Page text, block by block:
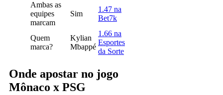
Ambas as
equipes
marcam
Sim
1.47 na
Bet7k
Quem
marca?
Kylian
Mbappé
1.66 na
Esportes
da Sorte
Onde apostar no jogo
Mônaco x PSG